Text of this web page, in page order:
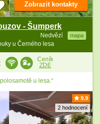
- Šumperk
Nedvězí mapa
u Černého lesa
Zobrazit kontakty
Ceník
ZDE
u lesa.“
9.9
2 hodnocení